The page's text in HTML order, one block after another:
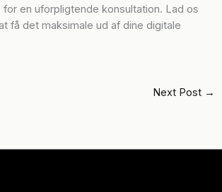
en uforpligtende konsultation. Lad os
få det maksimale ud af dine digitale
Next Post →